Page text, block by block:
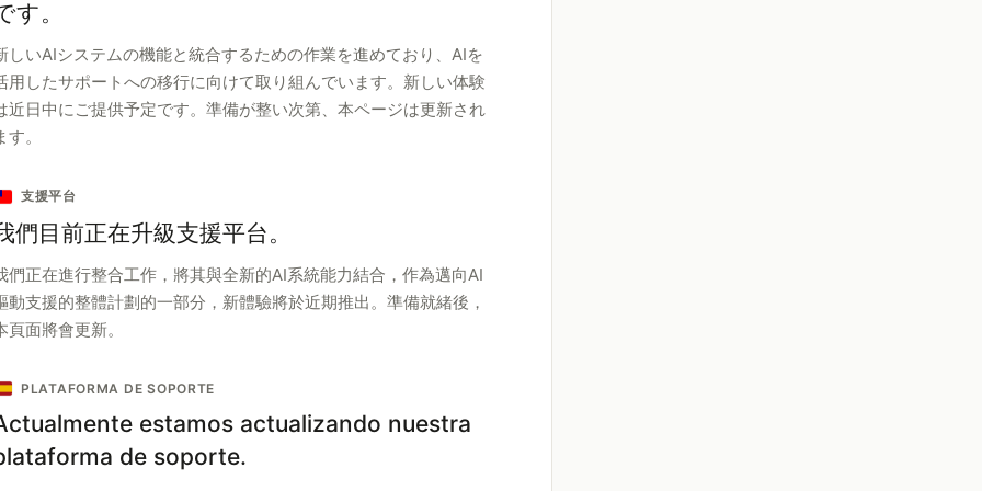
す。
しいAIシステムの機能と統合するための作業を進めており、AIを
用したサポートへの移行に向けて取り組んでいます。新しい体験
近日中にご提供予定です。準備が整い次第、本ページは更新され
す。
支援平台
們目前正在升級支援平台。
們正在進行整合工作，將其與全新的AI系統能力結合，作為邁向AI
動支援的整體計劃的一部分，新體驗將於近期推出。準備就緒後，
頁面將會更新。
PLATAFORMA DE SOPORTE
estamos actualizando nuestra
de soporte.